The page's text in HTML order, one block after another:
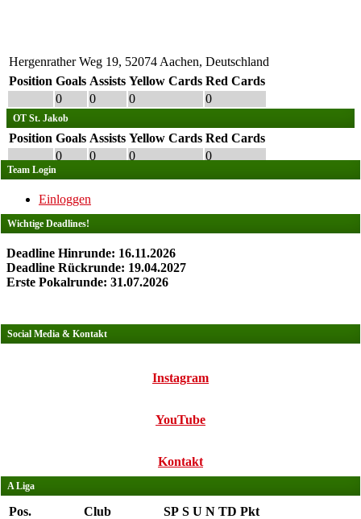
Hergenrather Weg 19, 52074 Aachen, Deutschland
Position Goals Assists Yellow Cards Red Cards
0
0 0 0
OT St. Jakob
Position Goals Assists Yellow Cards Red Cards
0
0 0 0
Team Login
Einloggen
Wichtige Deadlines!
Deadline Hinrunde: 16.11.2026
Deadline Rückrunde: 19.04.2027
Erste Pokalrunde: 31.07.2026
Social Media & Kontakt
Instagram
YouTube
Kontakt
A Liga
Pos. Club SP S U N TD Pkt